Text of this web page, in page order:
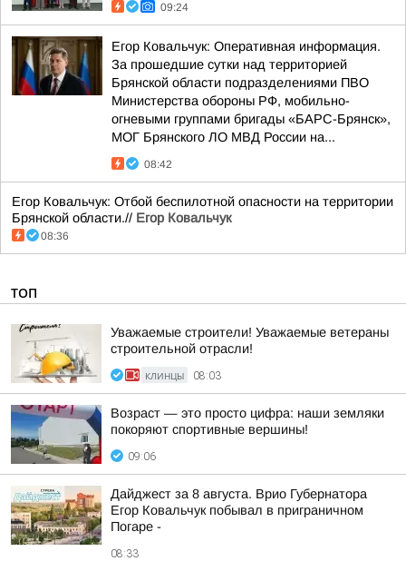
09:24
Егор Ковальчук: Оперативная информация.
За прошедшие сутки над территорией
Брянской области подразделениями ПВО
Министерства обороны РФ, мобильно-
огневыми группами бригады «БАРС-Брянск»,
МОГ Брянского ЛО МВД России на...
08:42
Егор Ковальчук: Отбой беспилотной опасности на территории
Брянской области.// Егор Ковальчук
08:36
ТОП
Уважаемые строители! Уважаемые ветераны
строительной отрасли!
КЛИНЦЫ 08:03
Возраст — это просто цифра: наши земляки
покоряют спортивные вершины!
09:06
Дайджест за 8 августа. Врио Губернатора
Егор Ковальчук побывал в приграничном
Погаре -
08:33